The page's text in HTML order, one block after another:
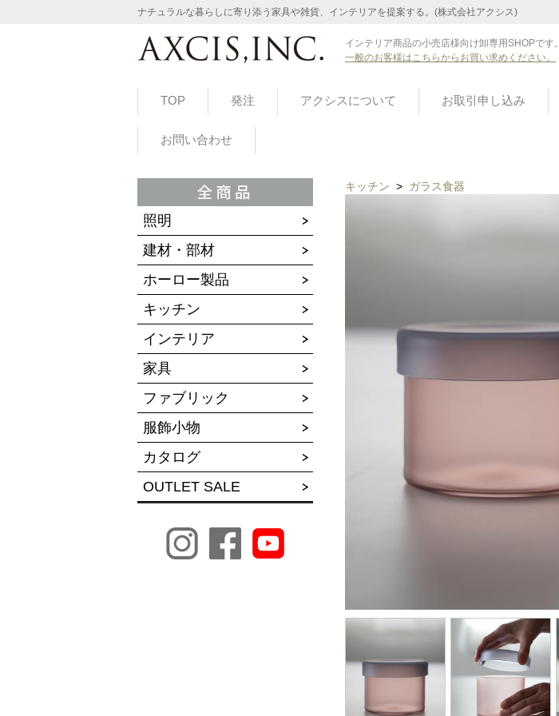
ナチュラルな暮らしに寄り添う家具や雑貨、インテリアを提案する。(株式会社アクシス)
インテリア商品の小売店様向け卸専用SHOPです。
一般のお客様はこちらからお買い求めください。
TOP 発注 アクシスについて お取引申し込み
お問い合わせ
照明
建材・部材
ホーロー製品
キッチン
インテリア
家具
ファブリック
服飾小物
カタログ
OUTLET SALE
キッチン > ガラス食器